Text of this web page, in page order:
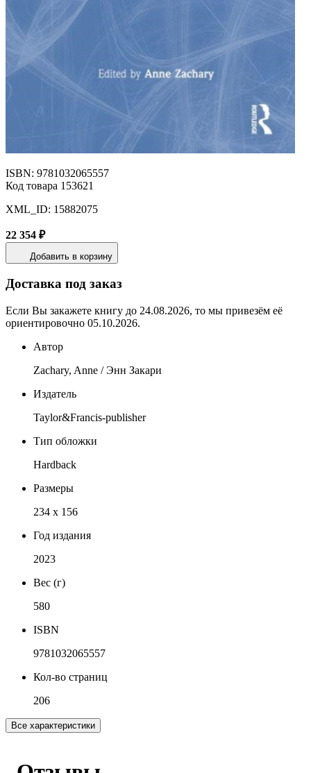
ISBN: 9781032065557
Код товара 153621
XML_ID: 15882075
22 354 ₽
Добавить в корзину
Доставка под заказ
Если Вы закажете книгу до 24.08.2026, то мы привезём её
ориентировочно 05.10.2026.
Автор
Zachary, Anne / Энн Закари
Издатель
Taylor&Francis-publisher
Тип обложки
Hardback
Размеры
234 x 156
Год издания
2023
Вес (г)
580
ISBN
9781032065557
Кол-во страниц
206
Все характеристики